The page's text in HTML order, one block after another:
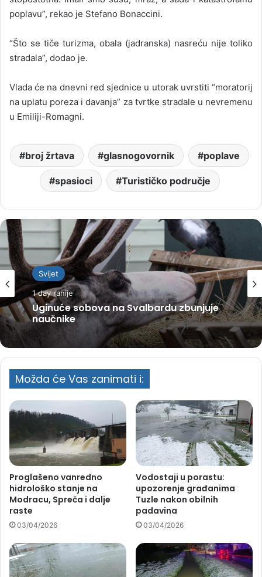
poplavu”, rekao je Stefano Bonaccini.
“Što se tiče turizma, obala (jadranska) nasreću nije toliko
stradala”, dodao je.
Vlada će na dnevni red sjednice u utorak uvrstiti “moratorij
na uplatu poreza i davanja” za tvrtke stradale u nevremenu
u Emiliji-Romagni.
broj žrtava glasnogovornik poplave
spasioci Turističko područje
Svijet
1 day ranije
Uginuće sobova na Svalbardu zbunjuje
naučnike
Možda će Vas zanimati i:
Proglašeno vanredno
hidrološko stanje na
Modracu, Spreča i dalje
raste
03/04/2026
Vodostaji u porastu:
upozorenje građanima
Tuzle nakon obilnih
padavina
03/04/2026